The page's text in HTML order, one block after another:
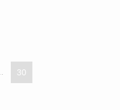
30